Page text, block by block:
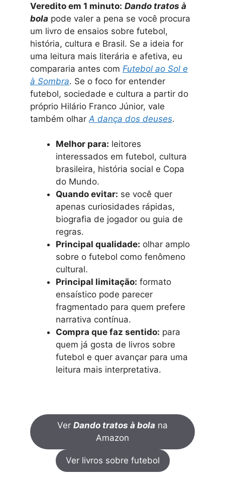
Veredito em 1 minuto: Dando tratos à
bola pode valer a pena se você procura
um livro de ensaios sobre futebol,
história, cultura e Brasil. Se a ideia for
uma leitura mais literária e afetiva, eu
compararia antes com Futebol ao Sol e
à Sombra. Se o foco for entender
futebol, sociedade e cultura a partir do
próprio Hilário Franco Júnior, vale
também olhar A dança dos deuses.
Melhor para: leitores
interessados em futebol, cultura
brasileira, história social e Copa
do Mundo.
Quando evitar: se você quer
apenas curiosidades rápidas,
biografia de jogador ou guia de
regras.
Principal qualidade: olhar amplo
sobre o futebol como fenômeno
cultural.
Principal limitação: formato
ensaístico pode parecer
fragmentado para quem prefere
narrativa contínua.
Compra que faz sentido: para
quem já gosta de livros sobre
futebol e quer avançar para uma
leitura mais interpretativa.
Ver Dando tratos à bola na
Amazon
Ver livros sobre futebol